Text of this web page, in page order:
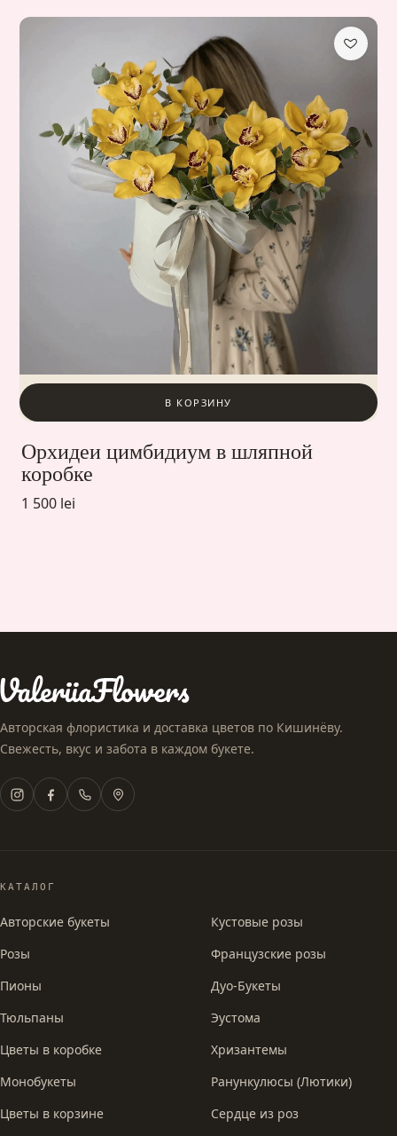
В КОРЗИНУ
Орхидеи цимбидиум в шляпной
коробке
1 500 lei
Авторская флористика и доставка цветов по Кишинёву.
Свежесть, вкус и забота в каждом букете.
КАТАЛОГ
Авторские букеты
Розы
Пионы
Тюльпаны
Цветы в коробке
Монобукеты
Цветы в корзине
Кустовые розы
Французские розы
Дуо-Букеты
Эустома
Хризантемы
Ранункулюсы (Лютики)
Сердце из роз